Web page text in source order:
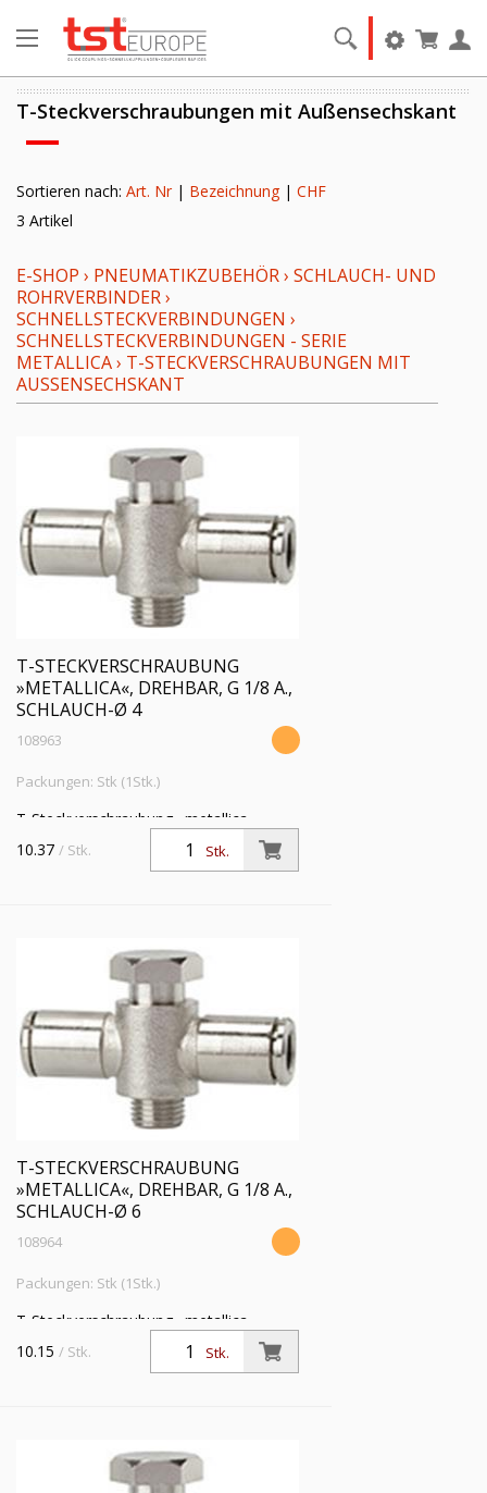
T-Steckverschraubungen mit Außensechskant
Sortieren nach: Art. Nr| Bezeichnung| CHF
3 Artikel
E-SHOP › PNEUMATIKZUBEHÖR› SCHLAUCH- UND
ROHRVERBINDER›
SCHNELLSTECKVERBINDUNGEN ›
SCHNELLSTECKVERBINDUNGEN - SERIE
METALLICA› T-STECKVERSCHRAUBUNGEN MIT
AUSSENSECHSKANT
T-STECKVERSCHRAUBUNG
»METALLICA«, DREHBAR, G 1/8 A.,
SCHLAUCH-Ø 4
108963
Packungen: Stk (1Stk.)
T-Steckverschraubung »metallica«,
drehbar, G1/8 a., für Schlauch-Außen-Ø
4mm, Arbeitsdruck max. 16bar, Messing
Stk.
10.37 / Stk.
T-STECKVERSCHRAUBUNG
»METALLICA«, DREHBAR, G 1/8 A.,
SCHLAUCH-Ø 6
108964
Packungen: Stk (1Stk.)
T-Steckverschraubung »metallica«,
drehbar, G1/8 a., für Schlauch-Außen-Ø
6mm, Arbeitsdruck max. 16bar, Messing
Stk.
10.15 / Stk.